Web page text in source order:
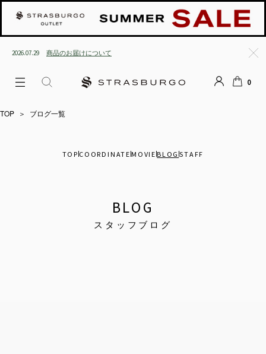
2026.07.29 商品のお届けについて
る
0
TOP ＞ ブログ一覧
TOP COORDINATE MOVIE BLOG STAFF
BLOG
スタッフブログ